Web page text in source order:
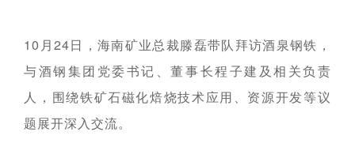
海南矿业成立于2007年，
由复星集团与海南海钢集
团共同出资成立，2014年
在上海证券交易所挂牌上
市（股票代码：
探索更多

我们坚持"产业运营+产业
战略转型，目前已完成"铁
矿石+油气+新能源"三大赛
道的产业布局。
我们深入践行"根植海南，
面向全球，绿色发展，持
续成长"的发展理念，积极
响应"双碳"目标行动，切实
及时回应资本市场及投资
者的关切问题，增进投资
者对企业价值及经营理念
的认同感，努力构建和谐
互信的资本市场生态圈。
探索更多
新动态和创新成果的窗
口，致力于与您保持紧密
的联系，感谢您对海南矿
探索更多

人才是推动公司发展的核
作、开放沟通、持续学习
和个人成长，期待您的加
入，一起开启新的旅程。
10 月24 日，海南矿业总裁滕磊带队拜访酒泉钢铁，
与酒钢集团党委书记、董事长程子建及相关负责
人，围绕铁矿石磁化焙烧技术应用、资源开发等议
题展开深入交流。